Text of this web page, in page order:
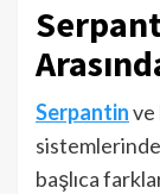
Serpantinve
başlıca